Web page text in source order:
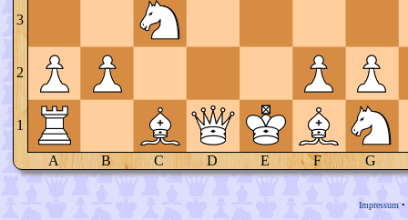
3
2
1
A B C D E F G
Impressum •